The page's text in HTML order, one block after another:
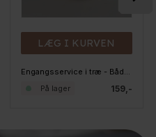
LÆG I KURVEN
159,-
På lager